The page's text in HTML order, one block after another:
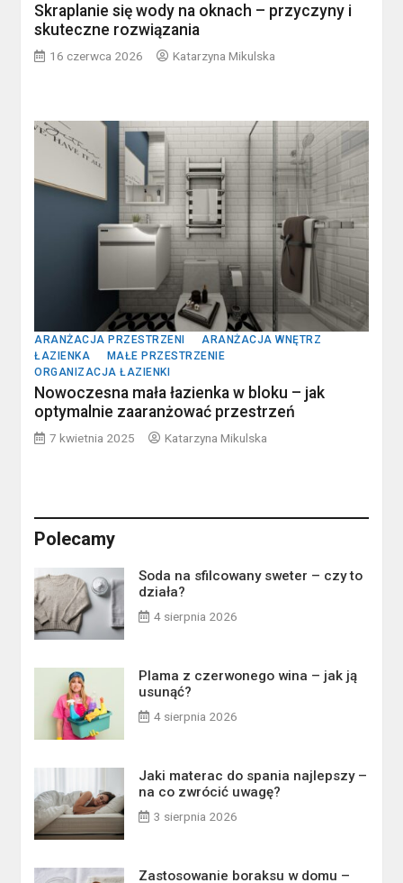
Skraplanie się wody na oknach – przyczyny i
skuteczne rozwiązania
16 czerwca 2026 Katarzyna Mikulska
ARANŻACJA PRZESTRZENI
ARANŻACJA WNĘTRZ
ŁAZIENKA
MAŁE PRZESTRZENIE
ORGANIZACJA ŁAZIENKI
Nowoczesna mała łazienka w bloku – jak
optymalnie zaaranżować przestrzeń
7 kwietnia 2025 Katarzyna Mikulska
Polecamy
Soda na sfilcowany sweter – czy to
działa?
4 sierpnia 2026
Plama z czerwonego wina – jak ją
usunąć?
4 sierpnia 2026
Jaki materac do spania najlepszy –
na co zwrócić uwagę?
3 sierpnia 2026
Zastosowanie boraksu w domu –